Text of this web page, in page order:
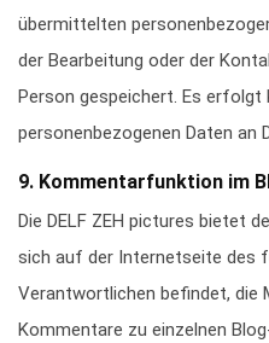
übermittelten
der Bearbeitung oder der
Person gespeichert. Es erfolgt
personenbezogenen Daten an
9. Kommentarfunktion im
Die DELF ZEH pictures bietet
sich auf der Internetseite des
Verantwortlichen befindet, die
Kommentare zu einzelnen